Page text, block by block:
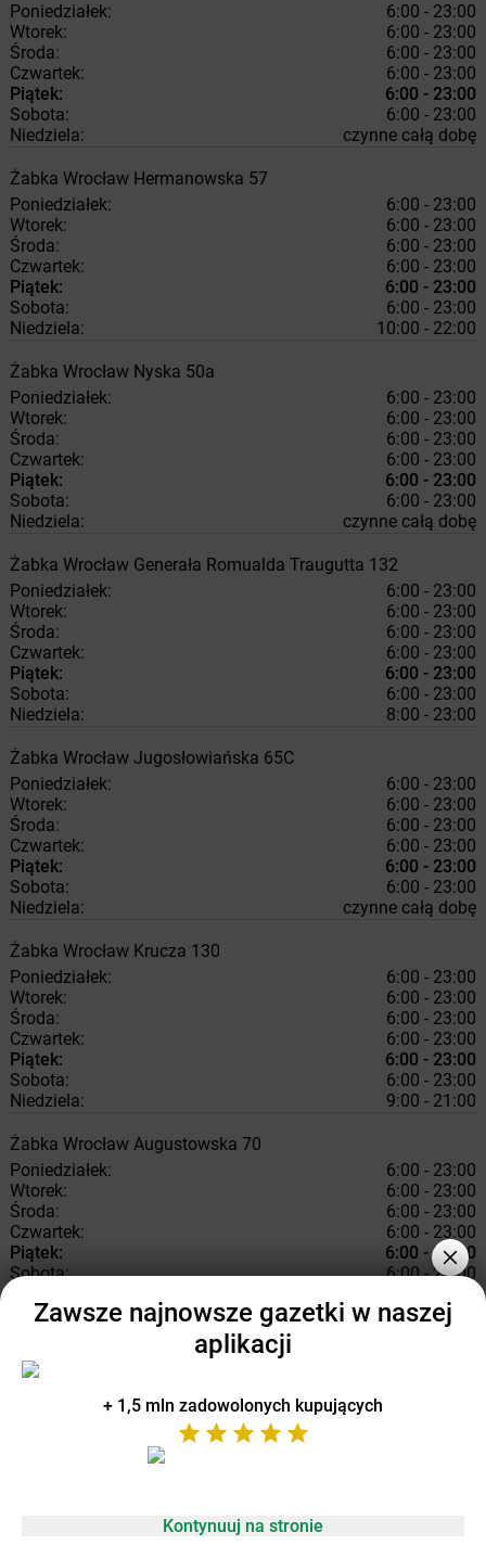
Poniedziałek:
6:00 - 23:00
Wtorek:
6:00 - 23:00
Środa:
6:00 - 23:00
Czwartek:
6:00 - 23:00
Piątek:
6:00 - 23:00
Sobota:
6:00 - 23:00
Niedziela:
czynne całą dobę
Żabka Wrocław Hermanowska 57
Poniedziałek:
6:00 - 23:00
Wtorek:
6:00 - 23:00
Środa:
6:00 - 23:00
Czwartek:
6:00 - 23:00
Piątek:
6:00 - 23:00
Sobota:
6:00 - 23:00
Niedziela:
10:00 - 22:00
Żabka Wrocław Nyska 50a
Poniedziałek:
6:00 - 23:00
Wtorek:
6:00 - 23:00
Środa:
6:00 - 23:00
Czwartek:
6:00 - 23:00
Piątek:
6:00 - 23:00
Sobota:
6:00 - 23:00
Niedziela:
czynne całą dobę
Żabka Wrocław Generała Romualda Traugutta 132
Poniedziałek:
6:00 - 23:00
Wtorek:
6:00 - 23:00
Środa:
6:00 - 23:00
Czwartek:
6:00 - 23:00
Piątek:
6:00 - 23:00
Sobota:
6:00 - 23:00
Niedziela:
8:00 - 23:00
Żabka Wrocław Jugosłowiańska 65C
Poniedziałek:
6:00 - 23:00
Wtorek:
6:00 - 23:00
Środa:
6:00 - 23:00
Czwartek:
6:00 - 23:00
Piątek:
6:00 - 23:00
Sobota:
6:00 - 23:00
Niedziela:
czynne całą dobę
Żabka Wrocław Krucza 130
Poniedziałek:
6:00 - 23:00
Wtorek:
6:00 - 23:00
Środa:
6:00 - 23:00
Czwartek:
6:00 - 23:00
Piątek:
6:00 - 23:00
Sobota:
6:00 - 23:00
Niedziela:
9:00 - 21:00
Żabka Wrocław Augustowska 70
Poniedziałek:
6:00 - 23:00
Wtorek:
6:00 - 23:00
Środa:
6:00 - 23:00
Czwartek:
6:00 - 23:00
Piątek:
6:00 - 23:00
Sobota:
6:00 - 23:00
Krawiecka 1
Poniedziałek:
Wtorek:
czynne całą dobę
Szczytnicka 42
Zawsze najnowsze gazetki w naszej
aplikacji
+ 1,5 mln zadowolonych kupujących
Kontynuuj na stronie